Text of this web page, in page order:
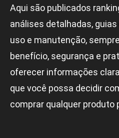
Aqui são publicados
análises detalhadas,
uso e manutenção,
benefício, segurança e
oferecer informações
que você possa decidir
comprar qualquer produto